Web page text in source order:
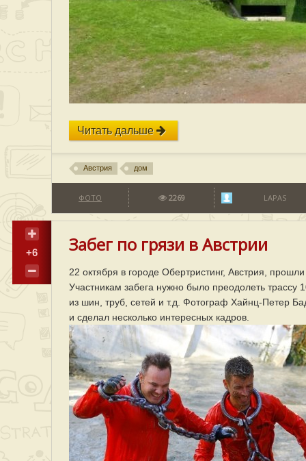
Читать дальше
Австрия дом
ФОТО 2269 LAPAS
+6 Забег по грязи в Австрии
22 октября в городе Обертристинг, Австрия,
Участникам забега нужно было преодолеть трассу
из шин, труб, сетей и т.д. Фотограф Хайнц-Петер
и сделал несколько интересных кадров.